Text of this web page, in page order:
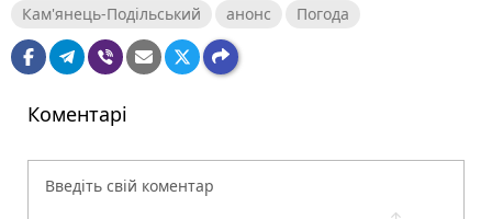
Кам'янець-Подільський анонс Погода
Коментарі